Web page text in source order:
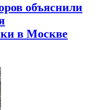
объяснили
в Москве